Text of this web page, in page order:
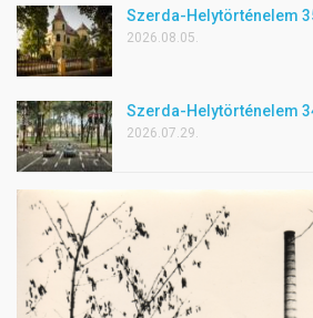
Szerda-Helytörténelem
2026.08.05.
Szerda-Helytörténelem
2026.07.29.